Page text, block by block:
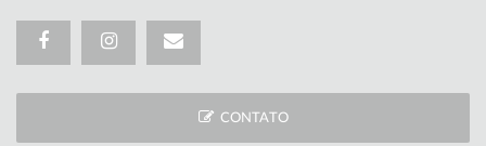
CONTATO